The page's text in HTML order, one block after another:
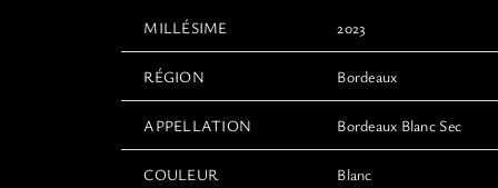
MILLÉSIME 2023
RÉGION Bordeaux
APPELLATION Bordeaux Blanc Sec
COULEUR Blanc